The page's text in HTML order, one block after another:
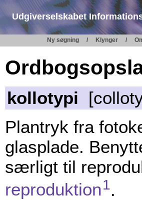
Udgiverselskabet
Ny søgning Klynger
kollotypi
Plantryk fra
glasplade.
særligt til
reproduktion1.